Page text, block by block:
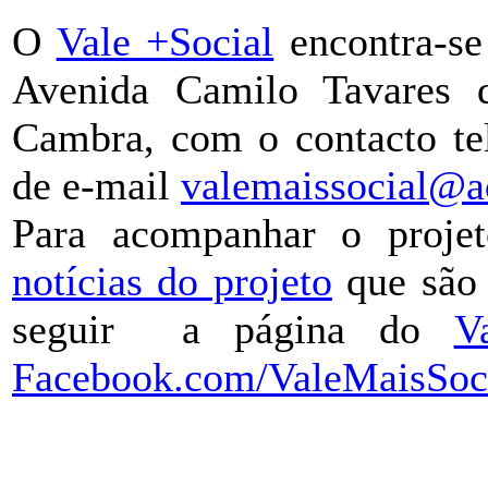
O Vale +Social encontra-
Avenida Camilo
Cambra, com o contacto
de e-mail
Para acompanhar o
notícias do projeto que
seguir a página do
Facebook.com/